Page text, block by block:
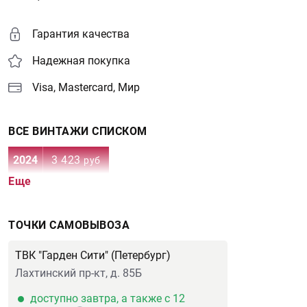
Гарантия качества
Надежная покупка
Visa, Mastercard, Мир
ВСЕ ВИНТАЖИ СПИСКОМ
2024 3 423руб
Еще
ТОЧКИ САМОВЫВОЗА
ТВК "Гарден Сити" (Петербург)
Лахтинский пр-кт, д. 85Б
доступно завтра, а также с 12